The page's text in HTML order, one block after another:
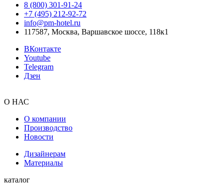
8 (800) 301‑91‑24
+7 (495) 212‑92‑72
info@pm-hotel.ru
117587, Москва, Варшавское шоссе, 118к1
ВКонтакте
Youtube
Telegram
Дзен
О НАС
О компании
Производство
Новости
Дизайнерам
Материалы
каталог